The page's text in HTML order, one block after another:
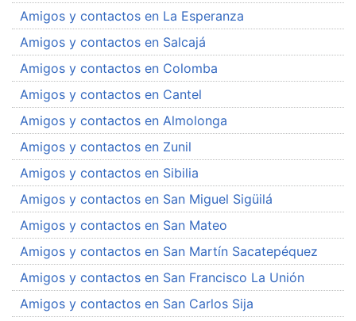
Amigos y contactos en La Esperanza
Amigos y contactos en Salcajá
Amigos y contactos en Colomba
Amigos y contactos en Cantel
Amigos y contactos en Almolonga
Amigos y contactos en Zunil
Amigos y contactos en Sibilia
Amigos y contactos en San Miguel Sigüilá
Amigos y contactos en San Mateo
Amigos y contactos en San Martín Sacatepéquez
Amigos y contactos en San Francisco La Unión
Amigos y contactos en San Carlos Sija